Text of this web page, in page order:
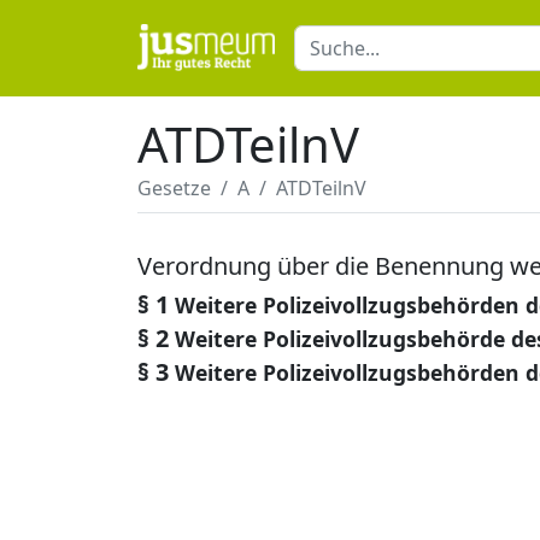
ATDTeilnV
Gesetze A ATDTeilnV
Verordnung über die Benennung
§ 1 Weitere Polizeivollzugsbehörden
§ 2 Weitere Polizeivollzugsbehörde
§ 3 Weitere Polizeivollzugsbehörden